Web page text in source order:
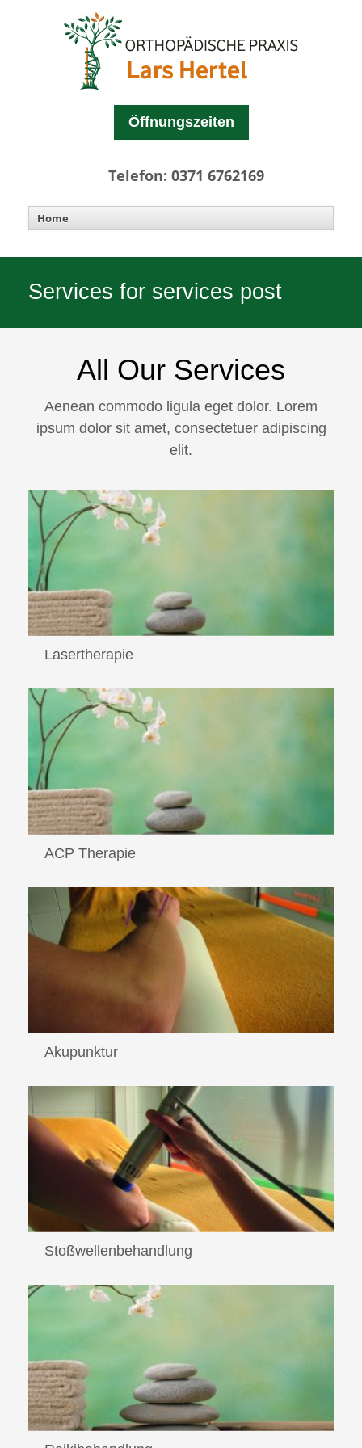
Öffnungszeiten
Telefon: 0371 6762169
Services for services post
All Our Services
Aenean commodo ligula eget dolor. Lorem
ipsum dolor sit amet, consectetuer adipiscing
elit.
Lasertherapie
Schmerztherapie,...
Read More
ACP Therapie
körpereigenes ...
Read More
Akupunktur
Read More
Stoßwellenbehandlung
Medikamenten und Rö...